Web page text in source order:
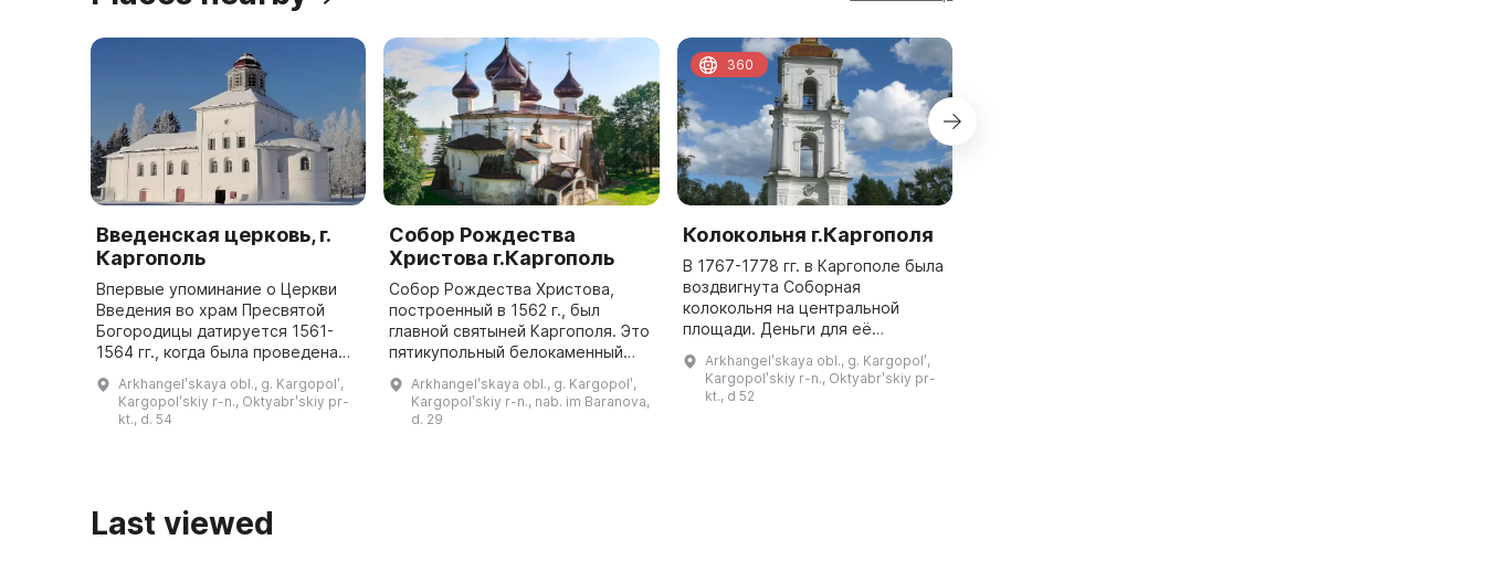
Введенская церковь, г.
Каргополь
Впервые упоминание о Церкви
Введения во храм Пресвятой
Богородицы датируется 1561-
1564 гг., когда была проведена
была деревянной, но в 1765 г.
после пожара была перестр ...
Arkhangelʹskaya obl., g. Kargopolʹ,
Kargopolʹskiy r-n., Oktyabrʹskiy pr-
kt., d. 54
Собор Рождества
Христова г.Каргополь
Собор Рождества Христова,
построенный в 1562 г., был
главной святыней Каргополя. Это
пятикупольный белокаменный
первой каменной постройкой в
Arkhangelʹskaya obl., g. Kargopolʹ,
Kargopolʹskiy r-n., nab. im Baranova,
d. 29
Колокольня г.Каргополя
В 1767-1778 гг. в Каргополе была
воздвигнута Соборная
колокольня на центральной
площади. Деньги для её
государственной казны в связи с
катастрофическим пожаром 1765
Arkhangelʹskaya obl., g. Kargopolʹ,
Kargopolʹskiy r-n., Oktyabrʹskiy pr-
kt., d 52
360
Last viewed